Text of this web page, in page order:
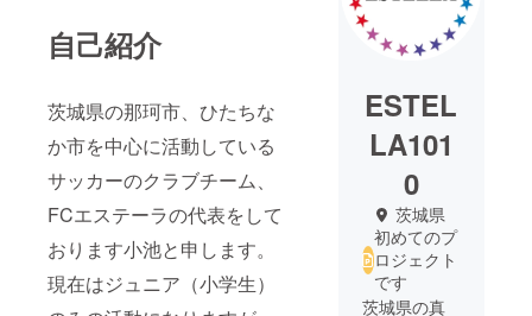
自己紹介
茨城県の那珂市、ひたちな
か市を中心に活動している
サッカーのクラブチーム、
FCエステーラの代表をして
おります小池と申します。
現在はジュニア（小学生）
ESTEL
LA101
0
茨城県
初めてのプ
ロジェクト
です
茨城県の真